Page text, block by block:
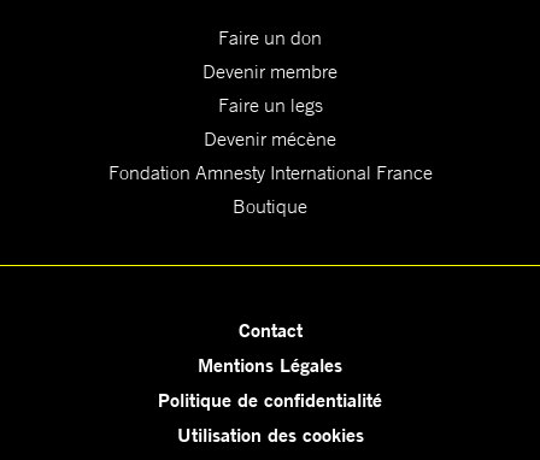
Faire un don
Devenir membre
Faire un legs
Devenir mécène
Fondation Amnesty International France
Boutique
Contact
Mentions Légales
Politique de confidentialité
Utilisation des cookies